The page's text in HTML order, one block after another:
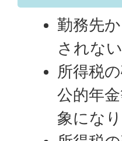
勤務先
されな
所得税
公的年
象にな